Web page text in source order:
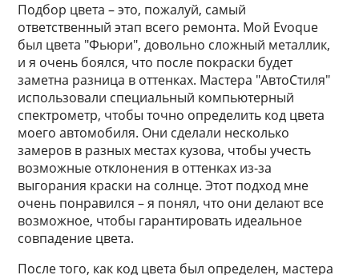
Подбор цвета – это, пожалуй, самый
ответственный этап всего ремонта. Мой Evoque
был цвета "Фьюри", довольно сложный металлик,
и я очень боялся, что после покраски будет
заметна разница в оттенках. Мастера "АвтоСтиля"
использовали специальный компьютерный
спектрометр, чтобы точно определить код цвета
моего автомобиля. Они сделали несколько
замеров в разных местах кузова, чтобы учесть
возможные отклонения в оттенках из-за
выгорания краски на солнце. Этот подход мне
очень понравился – я понял, что они делают все
возможное, чтобы гарантировать идеальное
совпадение цвета.
После того, как код цвета был определен, мастера